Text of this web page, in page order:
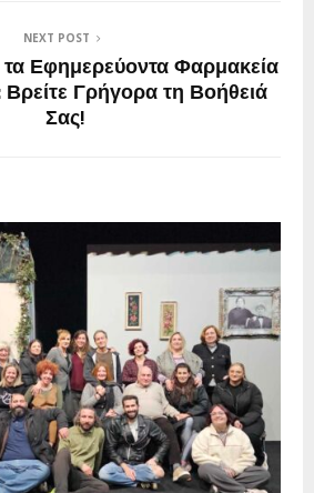
NEXT POST
Εφημερεύοντα Φαρμακεία
Γρήγορα τη Βοήθειά
Σας!